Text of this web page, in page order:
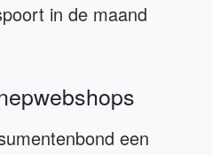
in de maand
een